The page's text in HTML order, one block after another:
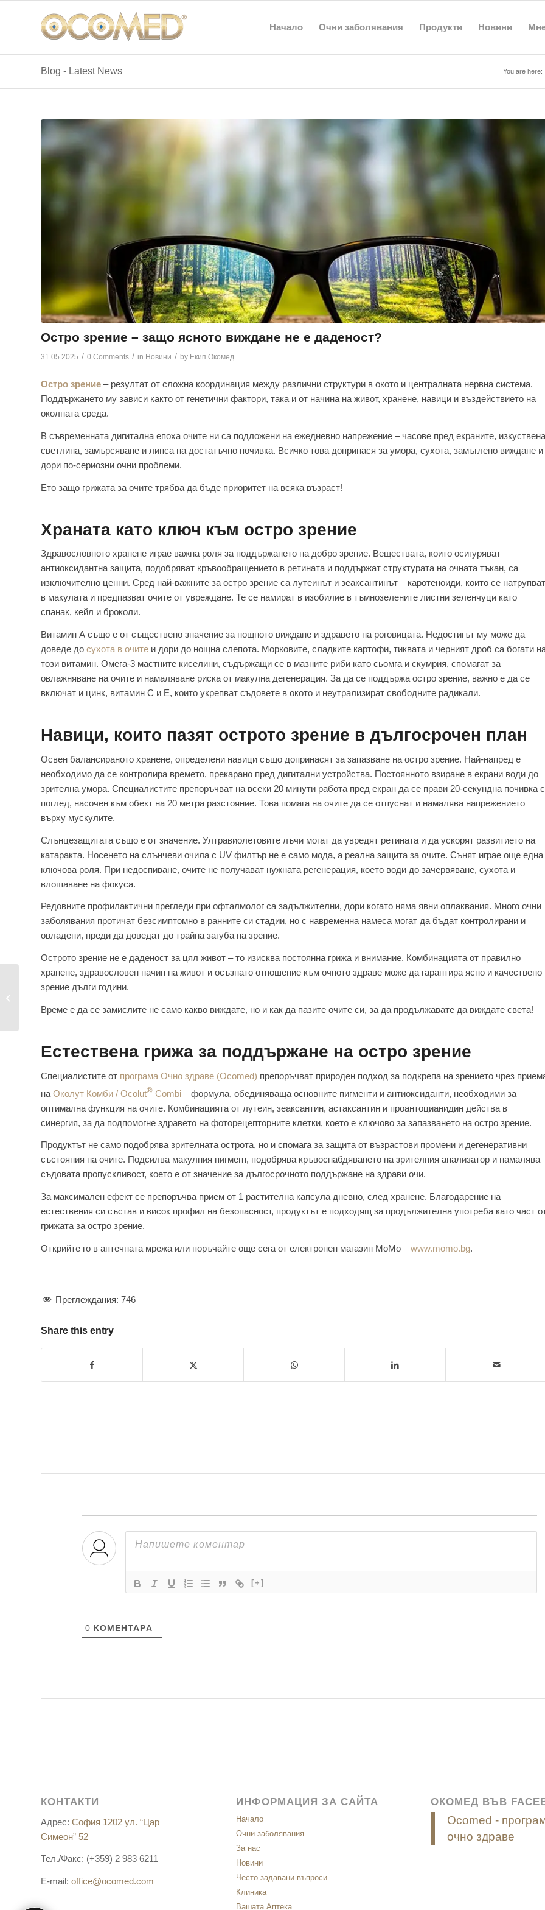
Начало Очни заболявания Продукти Новини
Blog - Latest News You are here:
Oстро зрение – защо ясното виждане не е даденост?
31.05.2025 / 0 Comments / in Новини / by Екип Окомед
Остро зрение – резултат от сложна координация между различни структури в окото и централната нервна система.
Поддържането му зависи както от генетични фактори, така и от начина на живот, хранене, навици и въздействието на
околната среда.
В съвременната дигитална епоха очите ни са подложени на ежедневно напрежение – часове пред екраните, изкуствена
светлина, замърсяване и липса на достатъчно почивка. Всичко това допринася за умора, сухота, замъглено виждане и
дори по-сериозни очни проблеми.
Ето защо грижата за очите трябва да бъде приоритет на всяка възраст!
Храната като ключ към остро зрение
Здравословното хранене играе важна роля за поддържането на добро зрение. Веществата, които осигуряват
антиоксидантна защита, подобряват кръвообращението в ретината и поддържат структурата на очната тъкан, са
изключително ценни. Сред най-важните за остро зрение са лутеинът и зеаксантинът – каротеноиди, които се натрупват
в макулата и предпазват очите от увреждане. Те се намират в изобилие в тъмнозелените листни зеленчуци като
спанак, кейл и броколи.
Витамин А също е от съществено значение за нощното виждане и здравето на роговицата. Недостигът му може да
доведе до сухота в очите и дори до нощна слепота. Морковите, сладките картофи, тиквата и черният дроб са богати
този витамин. Омега-3 мастните киселини, съдържащи се в мазните риби като сьомга и скумрия, спомагат за
овлажняване на очите и намаляване риска от макулна дегенерация. За да се поддържа остро зрение, важно е да се
включат и цинк, витамин С и Е, които укрепват съдовете в окото и неутрализират свободните радикали.
Навици, които пазят острото зрение в дългосрочен план
Освен балансираното хранене, определени навици също допринасят за запазване на остро зрение. Най-напред е
необходимо да се контролира времето, прекарано пред дигитални устройства. Постоянното взиране в екрани води до
зрителна умора. Специалистите препоръчват на всеки 20 минути работа пред екран да се прави 20-секундна почивка с
поглед, насочен към обект на 20 метра разстояние. Това помага на очите да се отпуснат и намалява напрежението
върху мускулите.
Слънцезащитата също е от значение. Ултравиолетовите лъчи могат да увредят ретината и да ускорят развитието на
катаракта. Носенето на слънчеви очила с UV филтър не е само мода, а реална защита за очите. Сънят играе още една
ключова роля. При недоспиване, очите не получават нужната регенерация, което води до зачервяване, сухота и
влошаване на фокуса.
Редовните профилактични прегледи при офталмолог са задължителни, дори когато няма явни оплаквания. Много очни
заболявания протичат безсимптомно в ранните си стадии, но с навременна намеса могат да бъдат контролирани и
овладени, преди да доведат до трайна загуба на зрение.
Острото зрение не е даденост за цял живот – то изисква постоянна грижа и внимание. Комбинацията от правилно
хранене, здравословен начин на живот и осъзнато отношение към очното здраве може да гарантира ясно и качествено
зрение дълги години.
Време е да се замислите не само какво виждате, но и как да пазите очите си, за да продължавате да виждате света!
Естествена грижа за поддържане на остро зрение
Специалистите от програма Очно здраве (Ocomed) препоръчват природен подход за подкрепа на зрението чрез
на Околут Комби / Ocolut® Combi – формула, обединяваща основните пигменти и антиоксиданти, необходими за
оптимална функция на очите. Комбинацията от лутеин, зеаксантин, астаксантин и проантоцианидин действа в
синергия, за да подпомогне здравето на фоторецепторните клетки, което е ключово за запазването на остро зрение.
Продуктът не само подобрява зрителната острота, но и спомага за защита от възрастови промени и дегенеративни
състояния на очите. Подсилва макулния пигмент, подобрява кръвоснабдяването на зрителния анализатор и намалява
съдовата пропускливост, което е от значение за дългосрочното поддържане на здрави очи.
За максимален ефект се препоръчва прием от 1 растителна капсула дневно, след хранене. Благодарение на
естествения си състав и висок профил на безопасност, продуктът е подходящ за продължителна употреба като част
грижата за остро зрение.
Открийте го в аптечната мрежа или поръчайте още сега от електронен магазин MoMo –www.momo.bg.
Преглеждания: 746
Share this entry
[+]
0 КОМЕНТАРA
КОНТАКТИ
Адрес: София 1202 ул. “Цар
Симеон” 52
Тел./Факс: (+359) 2 983 6211
E-mail: office@ocomed.com
ИНФОРМАЦИЯ ЗА САЙТА
Начало
Очни заболявания
За нас
Новини
Често задавани въпроси
Клиника
Вашата Аптека
ОКОМЕД ВЪВ
Ocomed -
очно здраве
Грижа за очите –
зрение!